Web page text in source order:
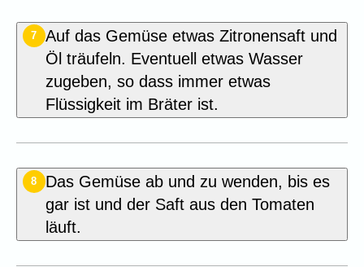
7
Auf das Gemüse etwas Zitronensaft und
Öl träufeln. Eventuell etwas Wasser
zugeben, so dass immer etwas
Flüssigkeit im Bräter ist.
8
Das Gemüse ab und zu wenden, bis es
gar ist und der Saft aus den Tomaten
läuft.